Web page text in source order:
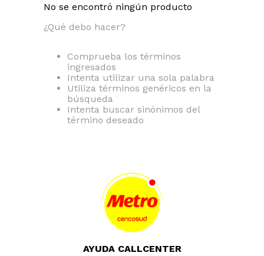
No se encontró ningún producto
¿Qué debo hacer?
Comprueba los términos
ingresados
Intenta utilizar una sola palabra
Utiliza términos genéricos en la
búsqueda
Intenta buscar sinónimos del
término deseado
AYUDA CALLCENTER